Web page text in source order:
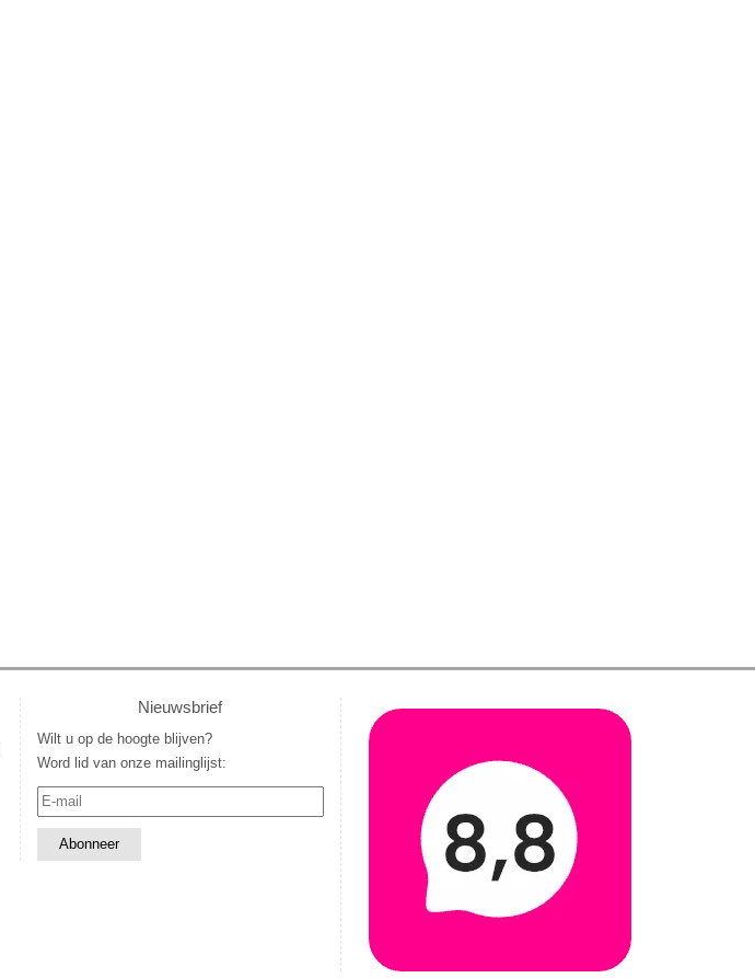
Nieuwsbrief
Wilt u op de hoogte blijven?
Word lid van onze mailinglijst: